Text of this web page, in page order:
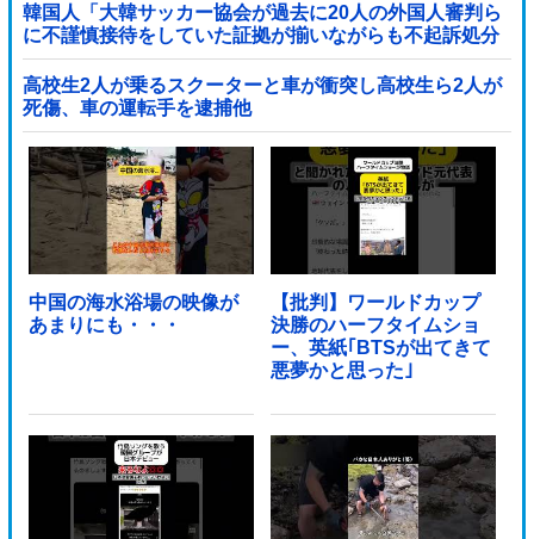
韓国人「大韓サッカー協会が過去に20人の外国人審判ら
に不謹慎接待をしていた証拠が揃いながらも不起訴処分
に成っていた事が明らかに‥」
高校生2人が乗るスクーターと車が衝突し高校生ら2人が
死傷、車の運転手を逮捕他
中国の海水浴場の映像が
あまりにも・・・
【批判】ワールドカップ
決勝のハーフタイムショ
ー、英紙｢BTSが出てきて
悪夢かと思った｣